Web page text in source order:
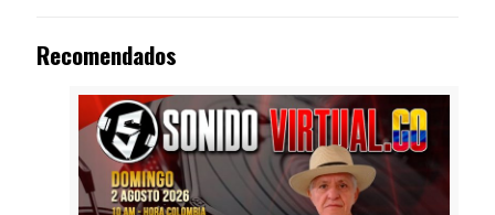
Recomendados